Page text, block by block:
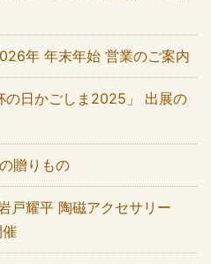
年 年末年始 営業のご案内
の日かごしま2025」 出展の
贈りもの
戸耀平 陶磁アクセサリー